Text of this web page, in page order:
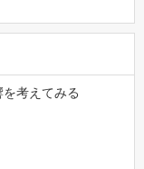
考えてみる